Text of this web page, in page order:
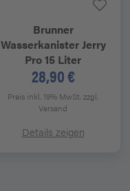
Brunner
Wasserkanister Jerry
Pro 15 Liter
28,90 €
Preis inkl. 19% MwSt.zzgl.
Versand
Details zeigen